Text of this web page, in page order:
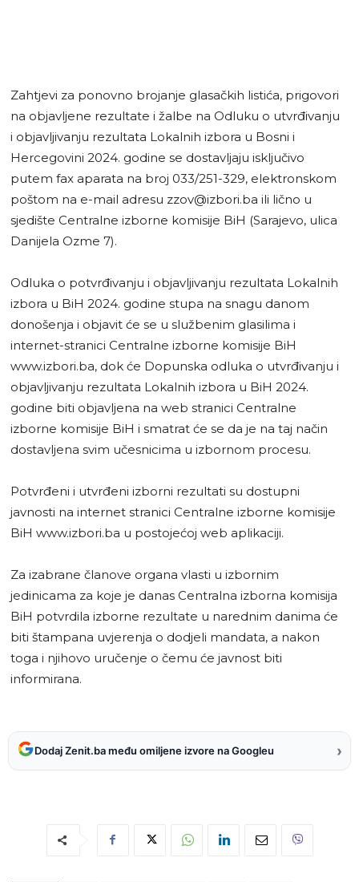
Zahtjevi za ponovno brojanje glasačkih listića, prigovori
na objavljene rezultate i žalbe na Odluku o utvrđivanju
i objavlјivanju rezultata Lokalnih izbora u Bosni i
Hercegovini 2024. godine se dostavljaju isključivo
putem fax aparata na broj 033/251-329, elektronskom
poštom na e-mail adresu zzov@izbori.ba ili lično u
sjedište Centralne izborne komisije BiH (Sarajevo, ulica
Danijela Ozme 7).
Odluka o potvrđivanju i objavljivanju rezultata Lokalnih
izbora u BiH 2024. godine stupa na snagu danom
donošenja i objavit će se u službenim glasilima i
internet-stranici Centralne izborne komisije BiH
www.izbori.ba, dok će Dopunska odluka o utvrđivanju i
objavljivanju rezultata Lokalnih izbora u BiH 2024.
godine biti objavljena na web stranici Centralne
izborne komisije BiH i smatrat će se da je na taj način
dostavljena svim učesnicima u izbornom procesu.
Potvrđeni i utvrđeni izborni rezultati su dostupni
javnosti na internet stranici Centralne izborne komisije
BiH www.izbori.ba u postojećoj web aplikaciji.
Za izabrane članove organa vlasti u izbornim
jedinicama za koje je danas Centralna izborna komisija
BiH potvrdila izborne rezultate u narednim danima će
biti štampana uvjerenja o dodjeli mandata, a nakon
toga i njihovo uručenje o čemu će javnost biti
informirana.
Dodaj Zenit.ba među omiljene izvore na Googleu ›